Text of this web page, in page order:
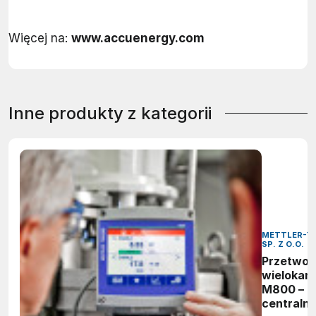
Więcej na: www.accuenergy.com
Inne produkty z kategorii
METTLER-
SP. Z O.O.
M800 –
centralne